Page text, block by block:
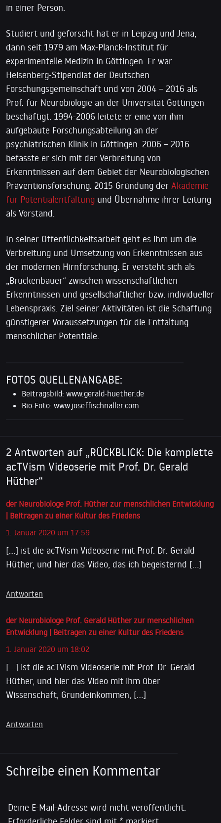
in einer Person.
Studiert und geforscht hat er in Leipzig und Jena,
dann seit 1979 am Max-Planck-Institut für
experimentelle Medizin in Göttingen. Er war
Heisenberg-Stipendiat der Deutschen
Forschungsgemeinschaft und von 2004 – 2016 als
Prof. für Neurobiologie an der Universität Göttingen
beschäftigt. 1994-2006 leitete er eine von ihm
aufgebaute Forschungsabteilung an der
psychiatrischen Klinik in Göttingen. 2006 – 2016
befasste er sich mit der Verbreitung von
Erkenntnissen auf dem Gebiet der Neurobiologischen
Präventionsforschung. 2015 Gründung der Akademie
für Potentialentfaltung und Übernahme ihrer Leitung
als Vorstand.
In seiner Öffentlichkeitsarbeit geht es ihm um die
Verbreitung und Umsetzung von Erkenntnissen aus
der modernen Hirnforschung. Er versteht sich als
„Brückenbauer“ zwischen wissenschaftlichen
Erkenntnissen und gesellschaftlicher bzw. individueller
Lebenspraxis. Ziel seiner Aktivitäten ist die Schaffung
günstigerer Voraussetzungen für die Entfaltung
menschlicher Potentiale.
FOTOS QUELLENANGABE:
Beitragsbild: www.gerald-huether.de
Bio-Foto: www.joseffischnaller.com
2 Antworten auf „RÜCKBLICK: Die komplette
acTVism Videoserie mit Prof. Dr. Gerald
Hüther“
der Neurobiologe Prof. Hüther zur menschlichen Entwicklung
| Beitragen zu einer Kultur des Friedens
1. Januar 2020 um 17:59
[…] ist die acTVism Videoserie mit Prof. Dr. Gerald
Hüther, und hier das Video, das ich begeisternd […]
Antworten
der Neurobiologe Prof. Gerald Hüther zur menschlichen
Entwicklung | Beitragen zu einer Kultur des Friedens
1. Januar 2020 um 18:02
[…] ist die acTVism Videoserie mit Prof. Dr. Gerald
Hüther, und hier das Video mit ihm über
Wissenschaft, Grundeinkommen, […]
Antworten
Schreibe einen Kommentar
Deine E-Mail-Adresse wird nicht veröffentlicht.